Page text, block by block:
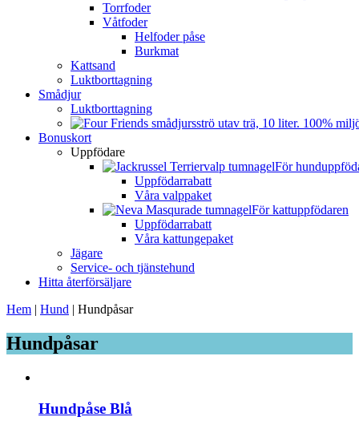
Torrfoder
Våtfoder
Helfoder påse
Burkmat
Kattsand
Luktborttagning
Smådjur
Luktborttagning
Bonuskort
Uppfödare
För
Uppfödarrabatt
Våra valppaket
För kattuppfödaren
Uppfödarrabatt
Våra kattungepaket
Jägare
Service- och tjänstehund
Hitta återförsäljare
Hem | Hund | Hundpåsar
Hundpåsar
Hundpåse Blå